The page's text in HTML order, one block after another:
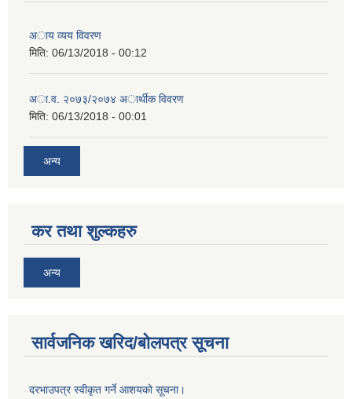
अाय व्यय विवरण
मिति: 06/13/2018 - 00:12
अा.व. २०७३/२०७४ अार्थीक विवरण
मिति: 06/13/2018 - 00:01
अन्य
कर तथा शुल्कहरु
अन्य
सार्वजनिक खरिद/बोलपत्र सूचना
दरभाउपत्र स्वीकृत गर्ने आशयको सूचना।